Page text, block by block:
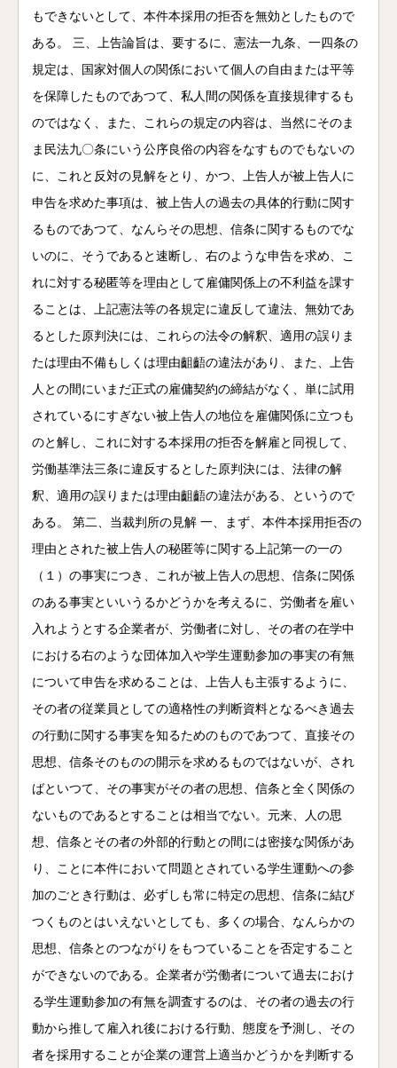
もできないとして、本件本採用の拒否を無効としたもので
ある。 三、上告論旨は、要するに、憲法一九条、一四条の
規定は、国家対個人の関係において個人の自由または平等
を保障したものであつて、私人間の関係を直接規律するも
のではなく、また、これらの規定の内容は、当然にそのま
ま民法九〇条にいう公序良俗の内容をなすものでもないの
に、これと反対の見解をとり、かつ、上告人が被上告人に
申告を求めた事項は、被上告人の過去の具体的行動に関す
るものであつて、なんらその思想、信条に関するものでな
いのに、そうであると速断し、右のような申告を求め、こ
れに対する秘匿等を理由として雇傭関係上の不利益を課す
ることは、上記憲法等の各規定に違反して違法、無効であ
るとした原判決には、これらの法令の解釈、適用の誤りま
たは理由不備もしくは理由齟齬の違法があり、また、上告
人との間にいまだ正式の雇傭契約の締結がなく、単に試用
されているにすぎない被上告人の地位を雇傭関係に立つも
のと解し、これに対する本採用の拒否を解雇と同視して、
労働基準法三条に違反するとした原判決には、法律の解
釈、適用の誤りまたは理由齟齬の違法がある、というので
ある。 第二、当裁判所の見解 一、まず、本件本採用拒否の
理由とされた被上告人の秘匿等に関する上記第一の一の
（１）の事実につき、これが被上告人の思想、信条に関係
のある事実といいうるかどうかを考えるに、労働者を雇い
入れようとする企業者が、労働者に対し、その者の在学中
における右のような団体加入や学生運動参加の事実の有無
について申告を求めることは、上告人も主張するように、
その者の従業員としての適格性の判断資料となるべき過去
の行動に関する事実を知るためのものであつて、直接その
思想、信条そのものの開示を求めるものではないが、され
ばといつて、その事実がその者の思想、信条と全く関係の
ないものであるとすることは相当でない。元来、人の思
想、信条とその者の外部的行動との間には密接な関係があ
り、ことに本件において問題とされている学生運動への参
加のごとき行動は、必ずしも常に特定の思想、信条に結び
つくものとはいえないとしても、多くの場合、なんらかの
思想、信条とのつながりをもつていることを否定すること
ができないのである。企業者が労働者について過去におけ
る学生運動参加の有無を調査するのは、その者の過去の行
動から推して雇入れ後における行動、態度を予測し、その
者を採用することが企業の運営上適当かどうかを判断する